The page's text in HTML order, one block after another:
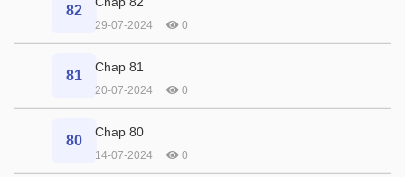
82
29-07-2024 0
81
Chap 81
20-07-2024 0
80
Chap 80
14-07-2024 0